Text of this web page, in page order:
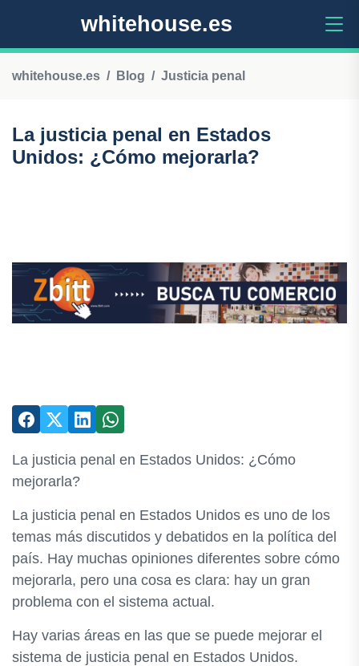
whitehouse.es
whitehouse.es Blog Justicia penal
La justicia penal en Estados
Unidos: ¿Cómo mejorarla?
La justicia penal en Estados Unidos: ¿Cómo
mejorarla?
La justicia penal en Estados Unidos es uno de los
temas más discutidos y debatidos en la política del
país. Hay muchas opiniones diferentes sobre cómo
mejorarla, pero una cosa es clara: hay un gran
problema con el sistema actual.
Hay varias áreas en las que se puede mejorar el
sistema de justicia penal en Estados Unidos.